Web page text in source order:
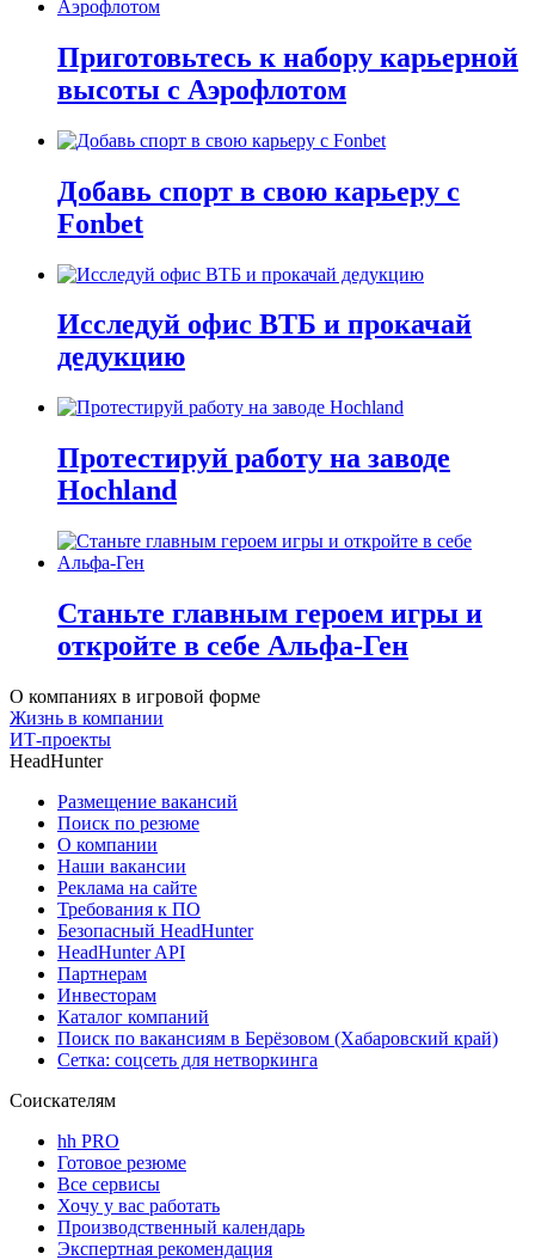
Приготовьтесь к набору карьерной
высоты с Аэрофлотом
Добавь спорт в свою карьеру с
Fonbet
Исследуй офис ВТБ и прокачай
дедукцию
Протестируй работу на заводе
Hochland
Станьте главным героем игры и
откройте в себе Альфа-Ген
О компаниях в игровой форме
Жизнь в компании
ИТ-проекты
HeadHunter
Размещение вакансий
Поиск по резюме
О компании
Наши вакансии
Реклама на сайте
Требования к ПО
Безопасный HeadHunter
HeadHunter API
Партнерам
Инвесторам
Каталог компаний
Поиск по вакансиям в Берёзовом (Хабаровский край)
Сетка: соцсеть для нетворкинга
Соискателям
hh PRO
Готовое резюме
Все сервисы
Хочу у вас работать
Производственный календарь
Экспертная рекомендация